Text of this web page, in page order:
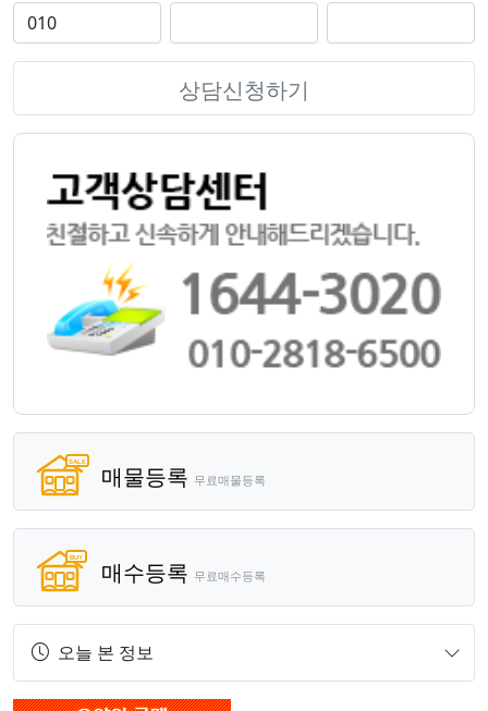
상담신청하기
매물등록 무료매물등록
매수등록 무료매수등록
오늘 본 정보